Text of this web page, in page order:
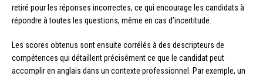
retiré pour les réponses incorrectes, ce qui encourage les candidats à
répondre à toutes les questions, même en cas d’incertitude.
Les scores obtenus sont ensuite corrélés à des descripteurs de
compétences qui détaillent précisément ce que le candidat peut
accomplir en anglais dans un contexte professionnel. Par exemple, un